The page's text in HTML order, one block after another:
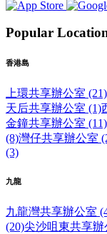
Popular
香港島
上環共享辦公室 (21)
天后共享辦公室 (1)
金鐘共享辦公室 (11)
(8)灣仔共享辦公室
(3)
九龍
九龍灣共享辦公室
(20)尖沙咀東共享辦